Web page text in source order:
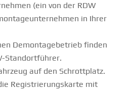
(ein von der RDW
in Ihrer
Demontagebetrieb finden
Standortführer.
auf den Schrottplatz.
Registrierungskarte mit